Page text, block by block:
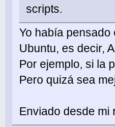
scripts.
Yo había pensado
Ubuntu, es decir,
Por ejemplo, si la
Pero quizá sea
Enviado desde mi